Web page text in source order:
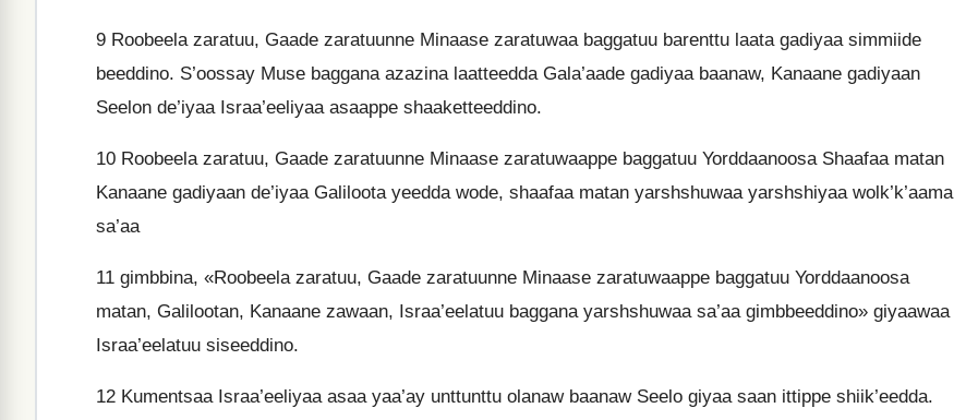
9 Roobeela zaratuu, Gaade zaratuunne Minaase zaratuwaa baggatuu barenttu laata gadiyaa simmiide
beeddino. S’oossay Muse baggana azazina laatteedda Gala’aade gadiyaa baanaw, Kanaane gadiyaan
Seelon de’iyaa Israa’eeliyaa asaappe shaaketteeddino.
10 Roobeela zaratuu, Gaade zaratuunne Minaase zaratuwaappe baggatuu Yorddaanoosa Shaafaa matan
Kanaane gadiyaan de’iyaa Galiloota yeedda wode, shaafaa matan yarshshuwaa yarshshiyaa wolk’k’aama
sa’aa
11 gimbbina, «Roobeela zaratuu, Gaade zaratuunne Minaase zaratuwaappe baggatuu Yorddaanoosa
matan, Galilootan, Kanaane zawaan, Israa’eelatuu baggana yarshshuwaa sa’aa gimbbeeddino» giyaawaa
Israa’eelatuu siseeddino.
12 Kumentsaa Israa’eeliyaa asaa yaa’ay unttunttu olanaw baanaw Seelo giyaa saan ittippe shiik’eedda.